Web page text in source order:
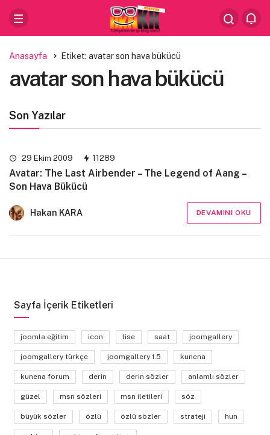
Anasayfa Etiket: avatar son hava bükücü
avatar son hava bükücü
Son Yazılar
29 Ekim 2009 11289
Avatar: The Last Airbender – The Legend of Aang –
Son Hava Bükücü
Hakan KARA DEVAMINI OKU
Sayfa İçerik Etiketleri
joomla eğitim icon lise saat joomgallery
joomgallery türkçe joomgallery 1.5 kunena
kunena forum derin derin sözler anlamlı sözler
güzel msn sözleri msn iletileri söz
büyük sözler özlü özlü sözler strateji hun